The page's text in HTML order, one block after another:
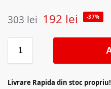
303lei 192 lei -37%
Livrare Rapida din stoc propriu!